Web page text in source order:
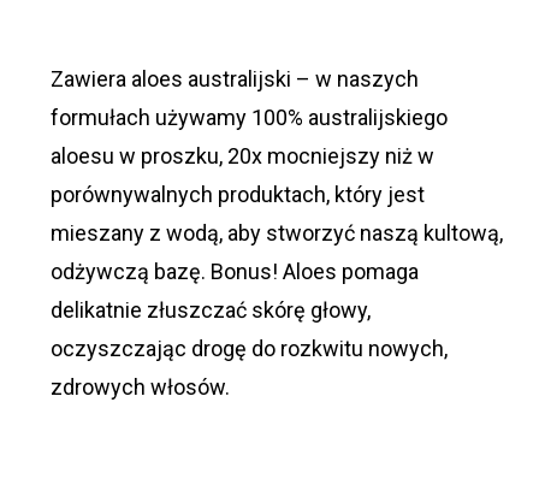
Zawiera aloes australijski – w naszych
formułach używamy 100% australijskiego
aloesu w proszku, 20x mocniejszy niż w
porównywalnych produktach, który jest
mieszany z wodą, aby stworzyć naszą kultową,
odżywczą bazę. Bonus! Aloes pomaga
delikatnie złuszczać skórę głowy,
oczyszczając drogę do rozkwitu nowych,
zdrowych włosów.